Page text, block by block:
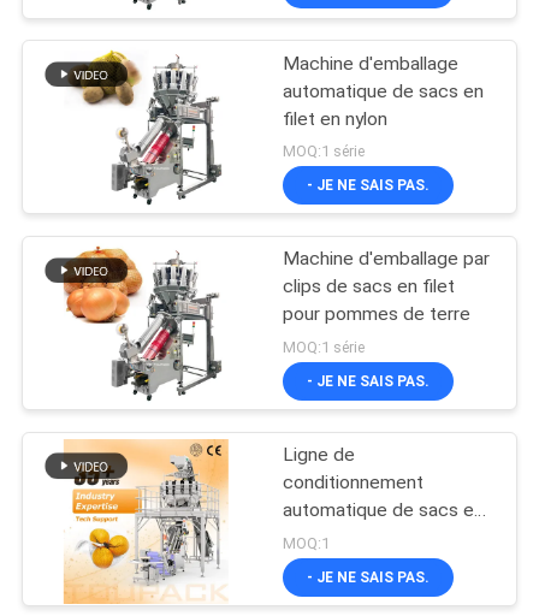
Machine d'emballage
automatique de sacs en
filet en nylon
MOQ:1 série
- JE NE SAIS PAS.
Machine d'emballage par
clips de sacs en filet
pour pommes de terre
MOQ:1 série
- JE NE SAIS PAS.
Ligne de
conditionnement
automatique de sacs en
filet pour fruits et
légumes, machine de
remplissage et de
MOQ:1
- JE NE SAIS PAS.